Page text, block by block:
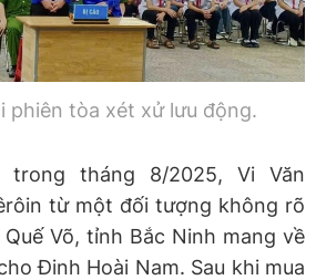
phiên tòa xét xử lưu động.
trong tháng 8/2025, Vi Văn
từ một đối tượng không rõ
Võ, tỉnh Bắc Ninh mang về
Đinh Hoài Nam. Sau khi mua